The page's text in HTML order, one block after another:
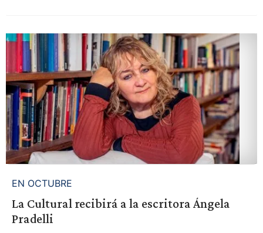
EN OCTUBRE
La Cultural recibirá a la escritora Ángela
Pradelli